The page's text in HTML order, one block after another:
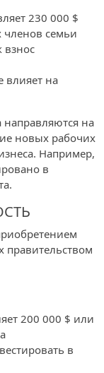
230 000 $
членов семьи
взнос
влияет на
направляются на
новых рабочих
Например,
в
правительством
200 000 $ или
в